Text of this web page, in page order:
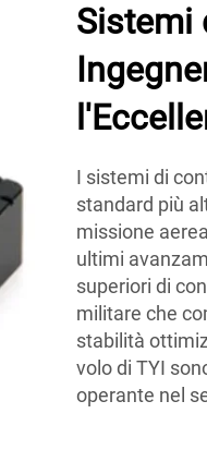
Sistemi
I sistemi di
standard più
missione
ultimi
superiori di
militare che
stabilità
volo di TYI
operante nel